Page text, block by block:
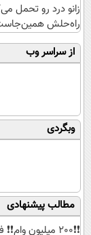
زانو درد رو تحمل
راه‌حلش
از سراسر وب
وبگردی
مطالب پیشنهادی
❗❗200 میلیون